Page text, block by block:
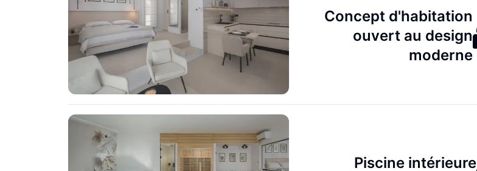
Concept d'habitation
ouvert au design
moderne
Piscine intérieure